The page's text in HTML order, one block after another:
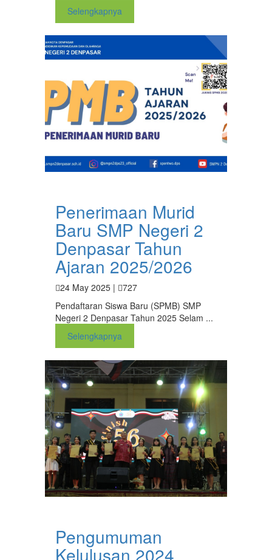
Selengkapnya
Penerimaan Murid
Baru SMP Negeri 2
Denpasar Tahun
Ajaran 2025/2026
24 May 2025 |
727
Pendaftaran Siswa Baru (SPMB) SMP
Negeri 2 Denpasar Tahun 2025 Selam ...
Selengkapnya
Pengumuman
Kelulusan 2024